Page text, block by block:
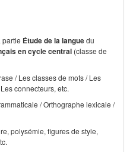
partie Étude de la languedu
en cycle central (classe de
/ Les classes de mots / Les
connecteurs, etc.
/ Orthographe lexicale /
polysémie, figures de style,